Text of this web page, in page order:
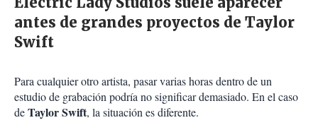
antes de grandes proyectos de Taylor
Swift
Para cualquier otro artista, pasar varias horas dentro de un
estudio de grabación podría no significar demasiado. En el caso
deTaylor Swift, la situación es diferente.